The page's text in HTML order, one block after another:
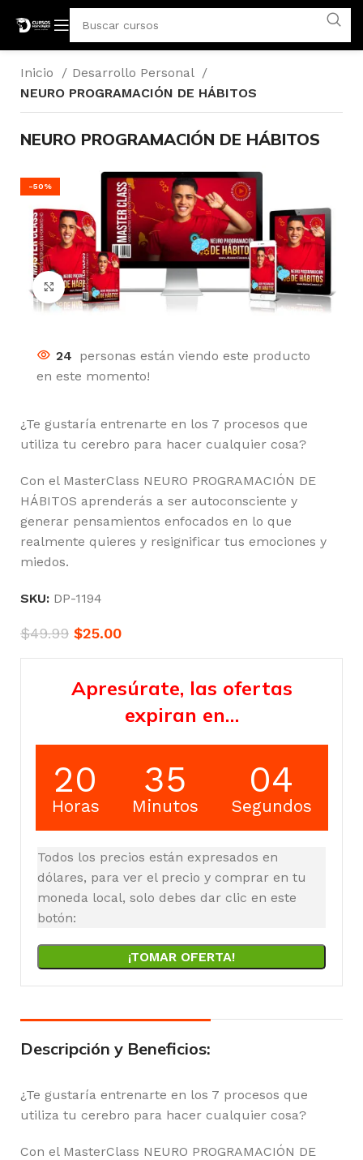
Inicio
Desarrollo Personal
NEURO PROGRAMACIÓN DE HÁBITOS
NEURO PROGRAMACIÓN DE HÁBITOS
-50%
Click para agrandar
24 personas están viendo este producto
en este momento!
¿Te gustaría entrenarte en los 7 procesos que
utiliza tu cerebro para hacer cualquier cosa?
Con el MasterClass NEURO PROGRAMACIÓN DE
HÁBITOS aprenderás a ser autoconsciente y
generar pensamientos enfocados en lo que
realmente quieres y resignificar tus emociones y
miedos.
SKU: DP-1194
$49.99 $25.00
Apresúrate, las ofertas
expiran en…
20
Horas
35
Minutos
03
Segundos
Todos los precios están expresados en
dólares, para ver el precio y comprar en tu
moneda local, solo debes dar clic en este
botón:
¡TOMAR OFERTA!
Descripción y Beneficios:
¿Te gustaría entrenarte en los 7 procesos que
utiliza tu cerebro para hacer cualquier cosa?
Con el MasterClass NEURO PROGRAMACIÓN DE